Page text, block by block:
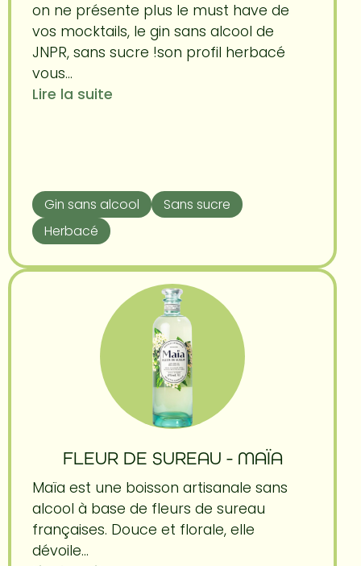
on ne présente plus le must have de
vos mocktails, le gin sans alcool de
JNPR, sans sucre !son profil herbacé
vous...
Lire la suite
Gin sans alcool
Sans sucre
Herbacé
FLEUR DE SUREAU - MAÏA
Maïa est une boisson artisanale sans
alcool à base de fleurs de sureau
françaises. Douce et florale, elle
dévoile...